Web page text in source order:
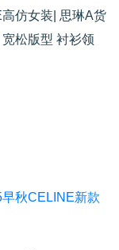
仿女装| 思琳A货
松版型 衬衫领